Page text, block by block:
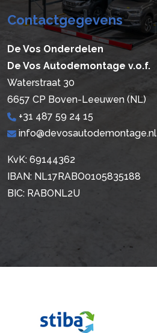
Contactgegevens
De Vos Onderdelen
De Vos Autodemontage v.o.f.
Waterstraat 30
6657 CP Boven-Leeuwen (NL)
+31 487 59 24 15
info@devosautodemontage.nl
KvK: 69144362
IBAN: NL17RABO0105835188
BIC: RABONL2U